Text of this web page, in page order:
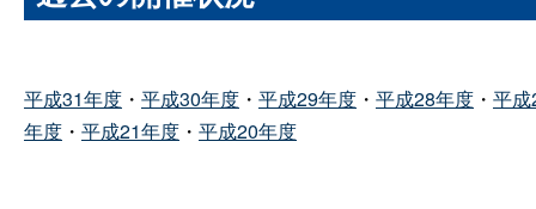
平成31年度 ・ 平成30年度 ・ 平成29年度 ・ 平成28年度 ・ 平
年度 ・ 平成21年度 ・ 平成20年度